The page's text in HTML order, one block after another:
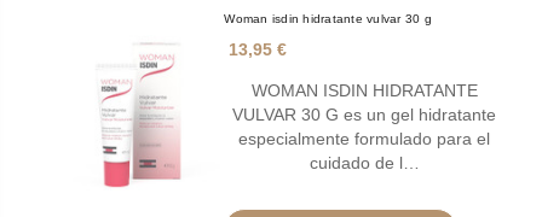
Woman isdin hidratante vulvar 30 g
13,95 €
WOMAN ISDIN HIDRATANTE
VULVAR 30 G es un gel hidratante
especialmente formulado para el
cuidado de l…